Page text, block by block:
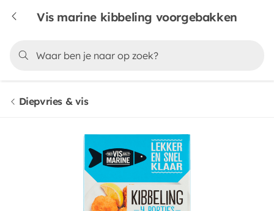
Vis marine kibbeling voorgebakken
Diepvries & vis